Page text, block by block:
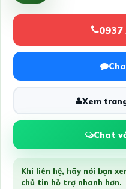
0937
Xem
Chat
Khi liên hệ, hãy nói bạn
chủ tin hỗ trợ nhanh hơn.